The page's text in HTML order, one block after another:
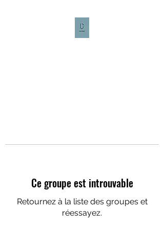
Ce groupe est introuvable
Retournez à la liste des groupes et
réessayez.